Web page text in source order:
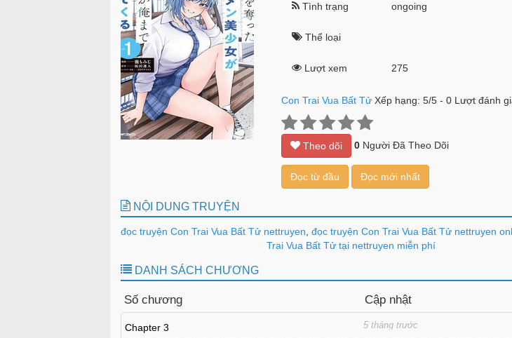
Tình trạng ongoing
Thể loại
Lượt xem 275
Con Trai Vua Bất Tử Xếp hạng: 5/5- 0Lượt đánh
Theo dõi 0Người Đã Theo Dõi
Đọc từ đầu Đọc mới nhất
NỘI DUNG TRUYỆN
đọc truyện Con Trai Vua Bất Tử nettruyen đọc truyện Con Trai Vua Bất Tử nettruyen
Trai Vua Bất Tử tại nettruyen miễn phí
DANH SÁCH CHƯƠNG
Số chương Cập nhật
Chapter 3 5 tháng trước